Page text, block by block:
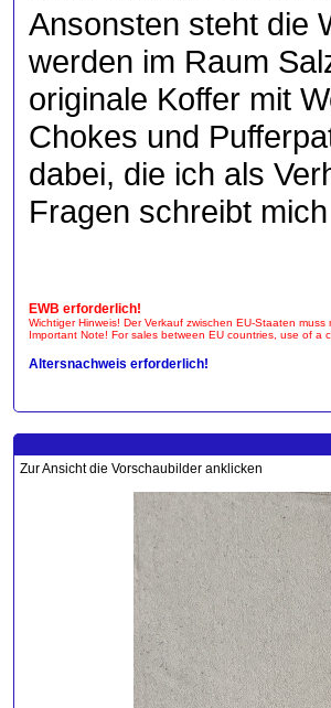
Ansonsten steht die
werden im Raum
originale Koffer mit
Chokes und
dabei, die ich als
Fragen schreibt
EWB erforderlich!
Wichtiger Hinweis! Der Verkauf zwischen EU-Staaten muss
Important Note! For sales between EU countries, use of a
Altersnachweis erforderlich!
Zur Ansicht die Vorschaubilder anklicken